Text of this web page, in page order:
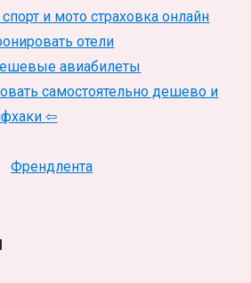
спорт и мото страховка онлайн
отели
авиабилеты
самостоятельно дешево и
⇦
Френдлента